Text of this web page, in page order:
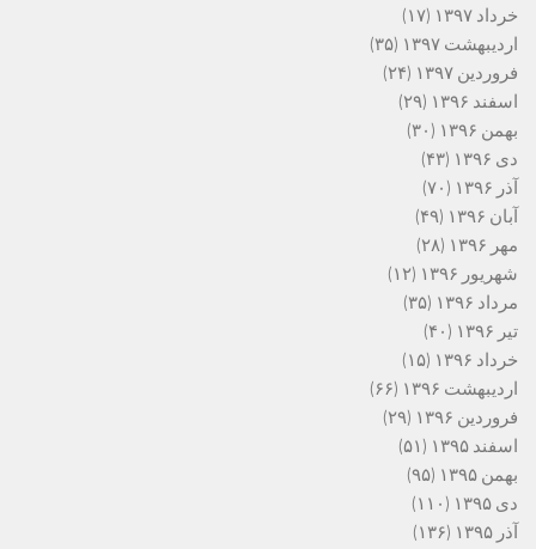
خرداد ۱۳۹۷
(۱۷)
اردیبهشت ۱۳۹۷
(۳۵)
فروردین ۱۳۹۷
(۲۴)
اسفند ۱۳۹۶
(۲۹)
بهمن ۱۳۹۶
(۳۰)
دی ۱۳۹۶
(۴۳)
آذر ۱۳۹۶
(۷۰)
آبان ۱۳۹۶
(۴۹)
مهر ۱۳۹۶
(۲۸)
شهریور ۱۳۹۶
(۱۲)
مرداد ۱۳۹۶
(۳۵)
تیر ۱۳۹۶
(۴۰)
خرداد ۱۳۹۶
(۱۵)
اردیبهشت ۱۳۹۶
(۶۶)
فروردین ۱۳۹۶
(۲۹)
اسفند ۱۳۹۵
(۵۱)
بهمن ۱۳۹۵
(۹۵)
دی ۱۳۹۵
(۱۱۰)
آذر ۱۳۹۵
(۱۳۶)